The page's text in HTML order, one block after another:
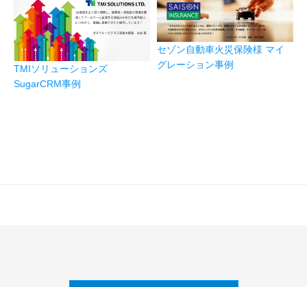
TMIソリューションズ
SugarCRM事例
セゾン自動車火災保険様 マイ
グレーション事例